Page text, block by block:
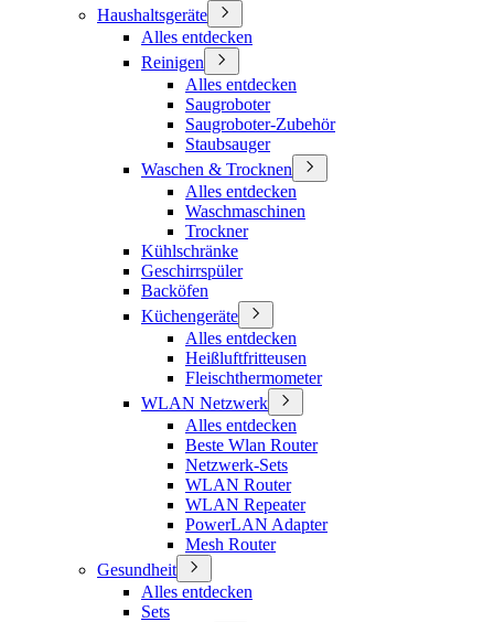
Haushaltsgeräte
Alles entdecken
Reinigen
Alles entdecken
Saugroboter
Saugroboter-Zubehör
Staubsauger
Waschen & Trocknen
Alles entdecken
Waschmaschinen
Trockner
Kühlschränke
Geschirrspüler
Backöfen
Küchengeräte
Alles entdecken
Heißluftfritteusen
Fleischthermometer
WLAN Netzwerk
Alles entdecken
Beste Wlan Router
Netzwerk-Sets
WLAN Router
WLAN Repeater
PowerLAN Adapter
Mesh Router
Gesundheit
Alles entdecken
Sets